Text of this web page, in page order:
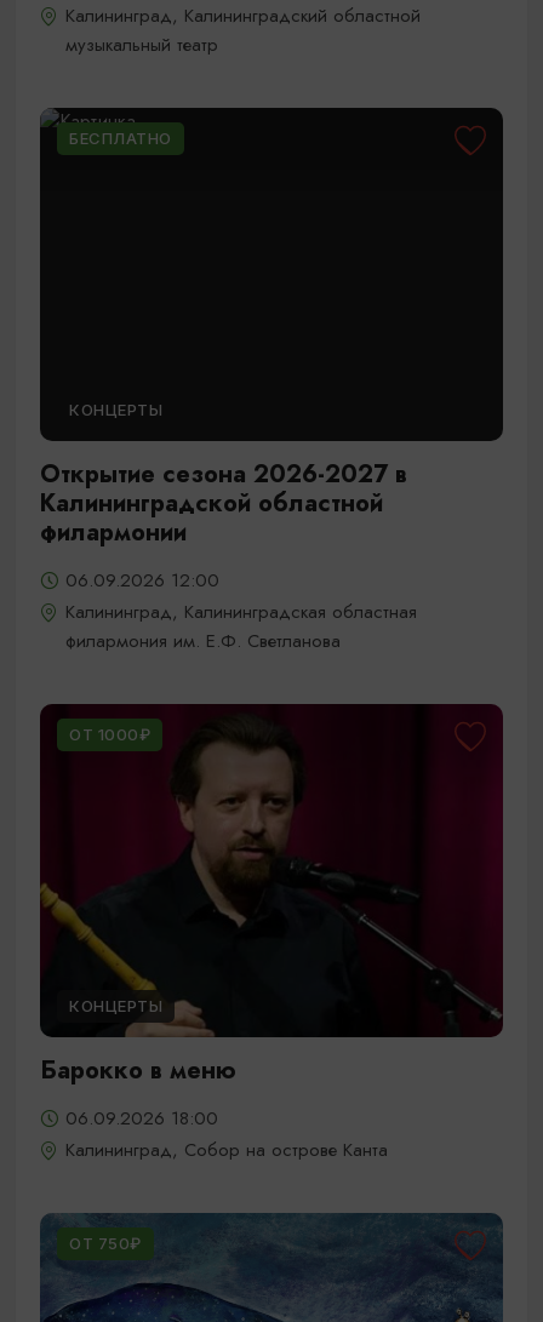
Калининград, Калининградский областной
музыкальный театр
БЕСПЛАТНО
КОНЦЕРТЫ
Открытие сезона 2026-2027 в
Калининградской областной
филармонии
06.09.2026 12:00
Калининград, Калининградская областная
филармония им. Е.Ф. Светланова
ОТ 1000₽
КОНЦЕРТЫ
Барокко в меню
06.09.2026 18:00
Калининград, Собор на острове Канта
ОТ 750₽